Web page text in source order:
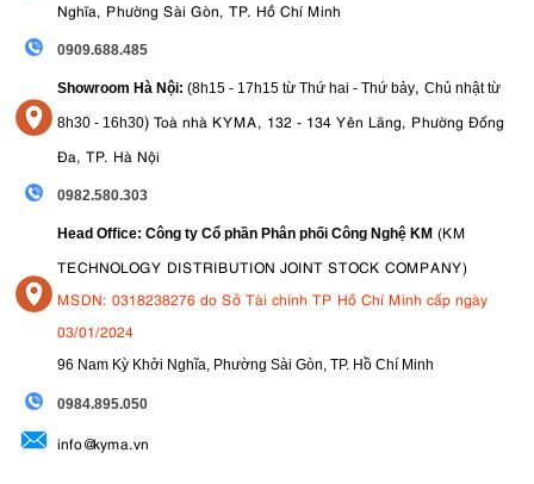
Nghĩa, Phường Sài Gòn, TP. Hồ Chí Minh
0909.688.485
Showroom Hà Nội: (8h15 - 17h15 từ Thứ hai - Thứ bảy Chủ nhật từ
8h30 - 16h30) Toà nhà KYMA, 132 - 134 Yên Lãng, Phường Đống
Đa, TP. Hà Nội
0982.580.303
Head Office: Công ty Cổ phần Phân phối Công Nghệ KM (KM
TECHNOLOGY DISTRIBUTION JOINT STOCK COMPANY)
MSDN: 0318238276 do Sở Tài chính TP Hồ Chí Minh cấp ngày
03/01/2024
96 Nam Kỳ Khởi Nghĩa, Phường Sài Gòn, TP. Hồ Chí Minh
0984.895.050
info@kyma.vn